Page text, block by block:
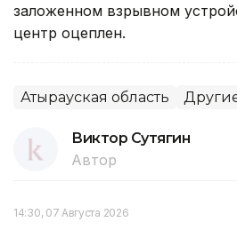
заложенном взрывном
центр оцеплен.
Атырауская область
Виктор Сутягин
Автор
14:30, 07 Августа 2026